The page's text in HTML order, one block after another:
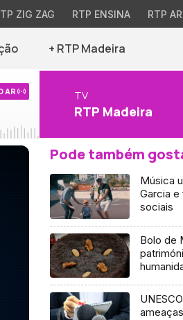
ZIG ZAG RTP ENSINA RTP
+ RTP Madeira
AR TV
RTP Madeira
Pode também
Música
Garcia
sociais
Bolo de